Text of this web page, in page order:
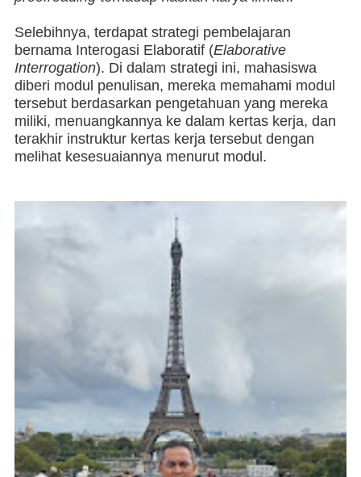
Selebihnya, terdapat strategi pembelajaran
bernama Interogasi Elaboratif (Elaborative
Interrogation). Di dalam strategi ini, mahasiswa
diberi modul penulisan, mereka memahami modul
tersebut berdasarkan pengetahuan yang mereka
miliki, menuangkannya ke dalam kertas kerja, dan
terakhir instruktur kertas kerja tersebut dengan
melihat kesesuaiannya menurut modul.